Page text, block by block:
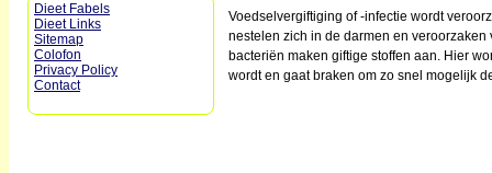
Dieet Fabels
Dieet Links
Sitemap
Colofon
Privacy Policy
Contact
Voedselvergiftiging of -infectie wordt
nestelen zich in de darmen en
bacteriën maken giftige stoffen aan. Hier
wordt en gaat braken om zo snel mogelijk